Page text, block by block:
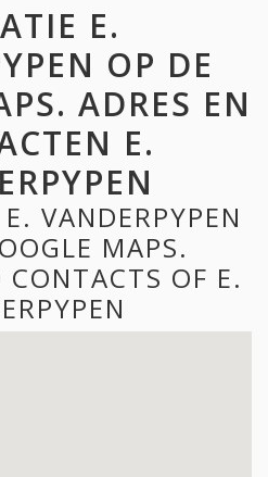
E.
OP DE
ADRES EN
E.
VANDERPYPEN
MAPS.
CONTACTS OF E.